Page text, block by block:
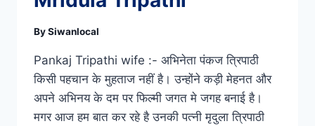
BySiwanlocal
Pankaj Tripathi wife :- अभिनेता पंकज त्रिपाठी
किसी पहचान के मुहताज नहीं है। उन्होंने कड़ी मेहनत और
अपने अभिनय के दम पर फिल्मी जगत मे जगह बनाई है।
मगर आज हम बात कर रहे है उनकी पत्नी मृदुला त्रिपाठी